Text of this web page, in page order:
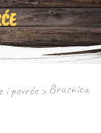
i povrće > Brusnica